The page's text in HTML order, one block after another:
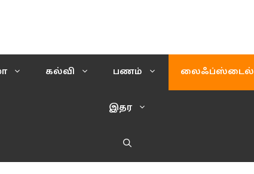
கல்வி பணம் லைஃப்ஸ்டைல்
இதர